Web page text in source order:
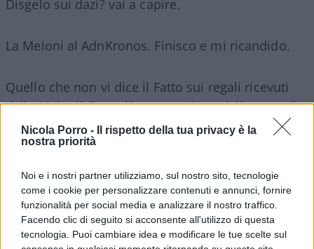
Nicola Porro -
Il rispetto della tua privacy è la
nostra priorità
Noi e i nostri partner utilizziamo, sul nostro sito, tecnologie
come i cookie per personalizzare contenuti e annunci, fornire
funzionalità per social media e analizzare il nostro traffico.
Facendo clic di seguito si acconsente all'utilizzo di questa
tecnologia. Puoi cambiare idea e modificare le tue scelte sul
Disgelo sui dazi? vai a capire.
La Meloni al AdnKronos. Finisco e mi ricandido.
Quello che non vi dice il Fatto sui regali ricevuti
dalla Meloni? Dopo l’interrogazione dell’avatar di
Renzi.
Fantastico partito se lo fila solo il giornale che li
detesta.